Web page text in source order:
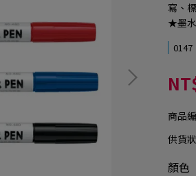
寫、
★墨水
0147
商品
供貨
顏色